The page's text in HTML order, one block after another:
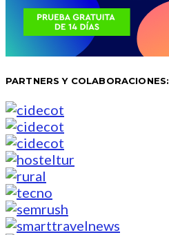
PARTNERS Y COLABORACIONES: